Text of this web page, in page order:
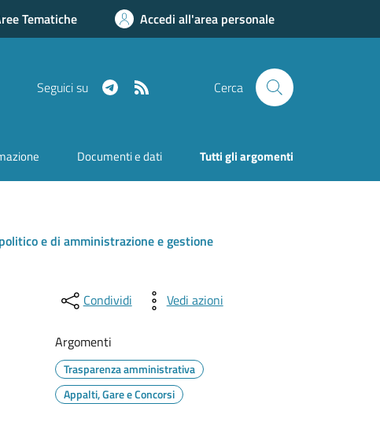
Tematiche Accedi all'area personale
Seguici su Telegram Cerca
Documenti e dati Tutti gli argomenti
e di amministrazione e gestione
Condividi Vedi azioni
Argomenti
Trasparenza amministrativa
Appalti, Gare e Concorsi